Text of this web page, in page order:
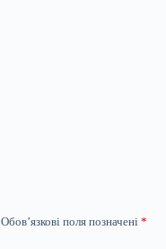
Обов’язкові поля позначені *